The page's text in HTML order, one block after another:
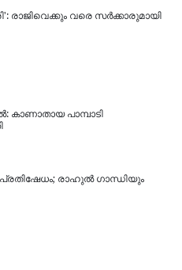
രാജിവെക്കും വരെ സർക്കാരുമായി
കാണാതായ പാമ്പാടി
പ്രതിഷേധം; രാഹുൽ ​ഗാന്ധിയും